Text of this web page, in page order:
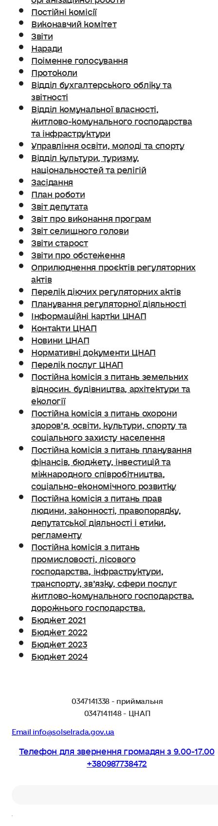
Постійні комісії
Виконавчий комітет
Звіти
Наради
Поіменне голосування
Протоколи
Відділ бухгалтерського обліку та
звітності
Відділ комунальної власності,
житлово-комунального господарства
та інфраструктури
Управління освіти, молоді та спорту
Відділ культури, туризму,
національностей та релігій
Засідання
План роботи
Звіт депутата
Звіт про виконання програм
Звіт селищного голови
Звіти старост
Звіти про обстеження
Оприлюднення проєктів регуляторних
актів
Перелік діючих регуляторних актів
Планування регуляторної діяльності
Інформаційні картки ЦНАП
Контакти ЦНАП
Новини ЦНАП
Нормативні документи ЦНАП
Перелік послуг ЦНАП
Постійна комісія з питань земельних
відносин. будівництва, архітектури та
екології
Постійна комісія з питань охорони
здоров’я, освіти, культури, спорту та
соціального захисту населення
Постійна комісія з питань планування
фінансів, бюджету, інвестицій та
міжнародного співробітництва,
соціально-економічного розвитку
Постійна комісія з питань прав
людини, законності, правопорядку,
депутатської діяльності і етики,
регламенту
Постійна комісія з питань
промисловості, лісового
господарства, інфраструктури,
транспорту, зв’язку, сфери послуг
житлово-комунального господарства,
дорожнього господарства.
Бюджет 2021
Бюджет 2022
Бюджет 2023
Бюджет 2024
0347141338 - приймальня
0347141148 - ЦНАП
Email info@solselrada.gov.ua
Телефон для звернення громадян з 9.00-17.00
+380987738472